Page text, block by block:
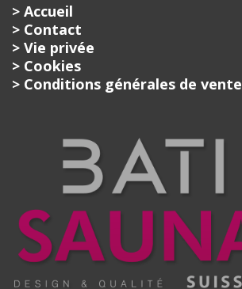
> Accueil
> Contact
> Vie privée
> Cookies
> Conditions générales de vente